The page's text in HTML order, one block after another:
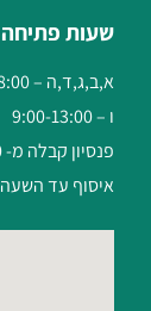
שעות פתיחה
א,ב,ג,ד,ה – 7:30-18:00
ו – 9:00-13:00
פנסיון קבלה מ- 7:30 עד 16:00
איסוף עד השעה 19:00